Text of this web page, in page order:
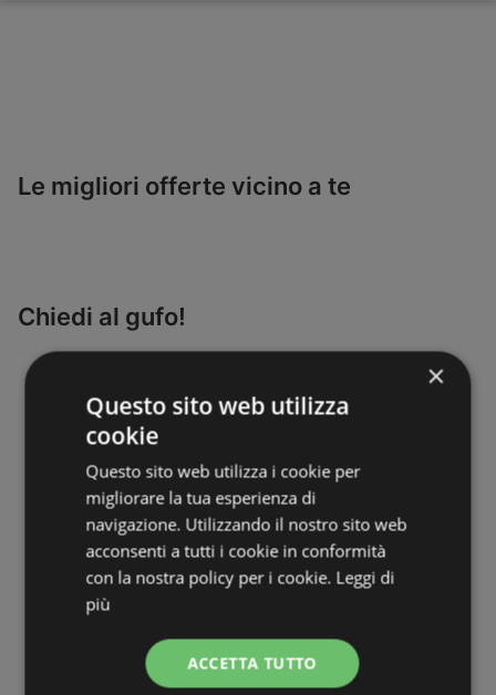
Le migliori offerte vicino a te
Chiedi al gufo!
×
Questo sito web utilizza
cookie
Questo sito web utilizza i cookie per
migliorare la tua esperienza di
navigazione. Utilizzando il nostro sito web
acconsenti a tutti i cookie in conformità
con la nostra policy per i cookie. Leggi di
più
ACCETTA TUTTO